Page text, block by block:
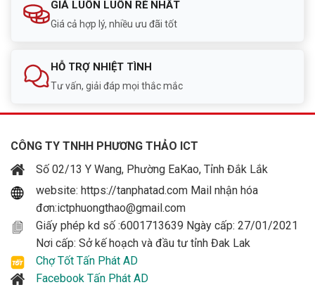
GIÁ LUÔN LUÔN RẺ NHẤT
Giá cả hợp lý, nhiều ưu đãi tốt
HỖ TRỢ NHIỆT TÌNH
Tư vấn, giải đáp mọi thắc mắc
CÔNG TY TNHH PHƯƠNG THẢO ICT
Số 02/13 Y Wang, Phường EaKao, Tỉnh Đắk Lắk
website: https://tanphatad.com Mail nhận hóa
đơn:ictphuongthao@gmail.com
Giấy phép kd số :6001713639 Ngày cấp: 27/01/2021
Nơi cấp: Sở kế hoạch và đầu tư tỉnh Đak Lak
Chợ Tốt Tấn Phát AD
Facebook Tấn Phát AD